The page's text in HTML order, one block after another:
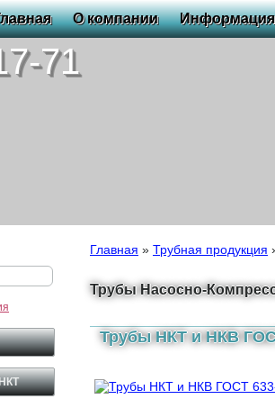
71
О компании Информация
Главная » Трубная продукция
Трубы Насосно-
Трубы НКТ и НКВ